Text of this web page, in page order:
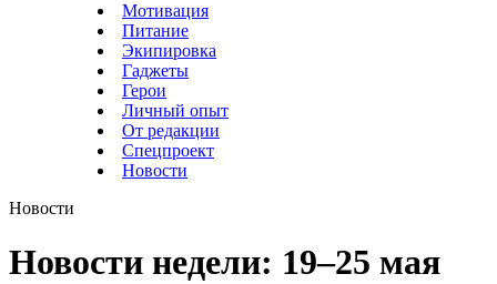
Мотивация
Питание
Экипировка
Гаджеты
Герои
Личный опыт
От редакции
Спецпроект
Новости
Новости
Новости недели: 19–25 мая